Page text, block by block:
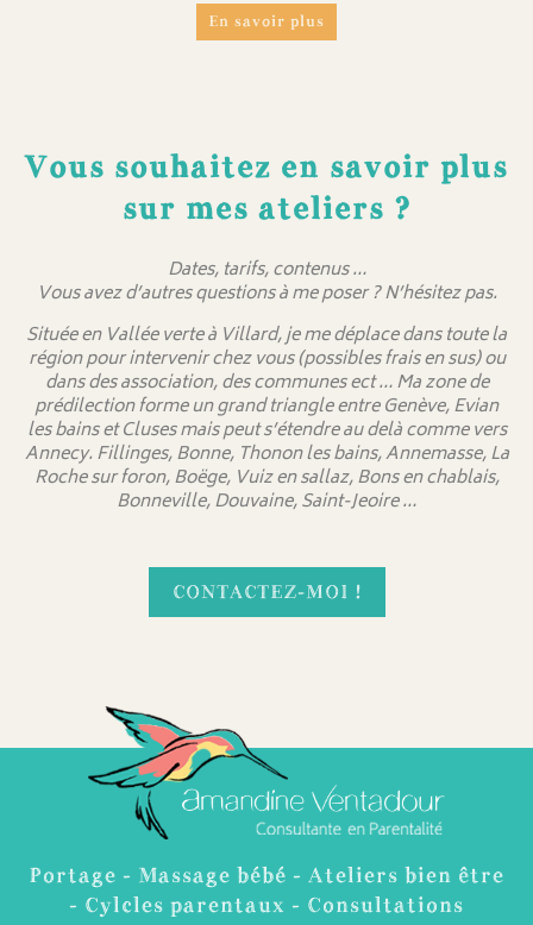
En savoir plus
Vous souhaitez en savoir plus
sur mes ateliers ?
Dates, tarifs, contenus …
Vous avez d’autres questions à me poser ? N’hésitez pas.
Située en Vallée verte à Villard, je me déplace dans toute la
région pour intervenir chez vous (possibles frais en sus) ou
dans des association, des communes ect … Ma zone de
prédilection forme un grand triangle entre Genève, Evian
les bains et Cluses mais peut s’étendre au delà comme vers
Annecy. Fillinges, Bonne, Thonon les bains, Annemasse, La
Roche sur foron, Boëge, Vuiz en sallaz, Bons en chablais,
Bonneville, Douvaine, Saint-Jeoire …
CONTACTEZ-MOI !
Portage - Massage bébé - Ateliers bien être
- Cylcles parentaux - Consultations